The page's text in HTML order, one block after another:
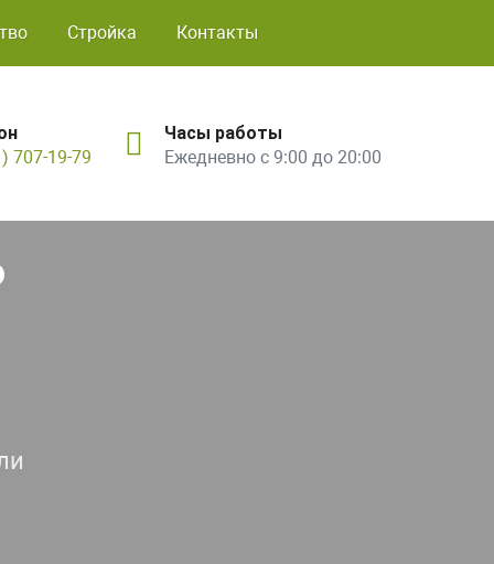
Стройка Контакты
707-19-79
Часы работы
Ежедневно с 9:00 до 20:00